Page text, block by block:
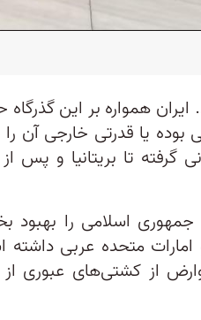
همواره بر این گذرگاه
بوده یا قدرتی خارجی آن
گرفته تا بریتانیا و پس
اسلامی را بهبود
متحده عربی
از کشتی‌های عبوری از